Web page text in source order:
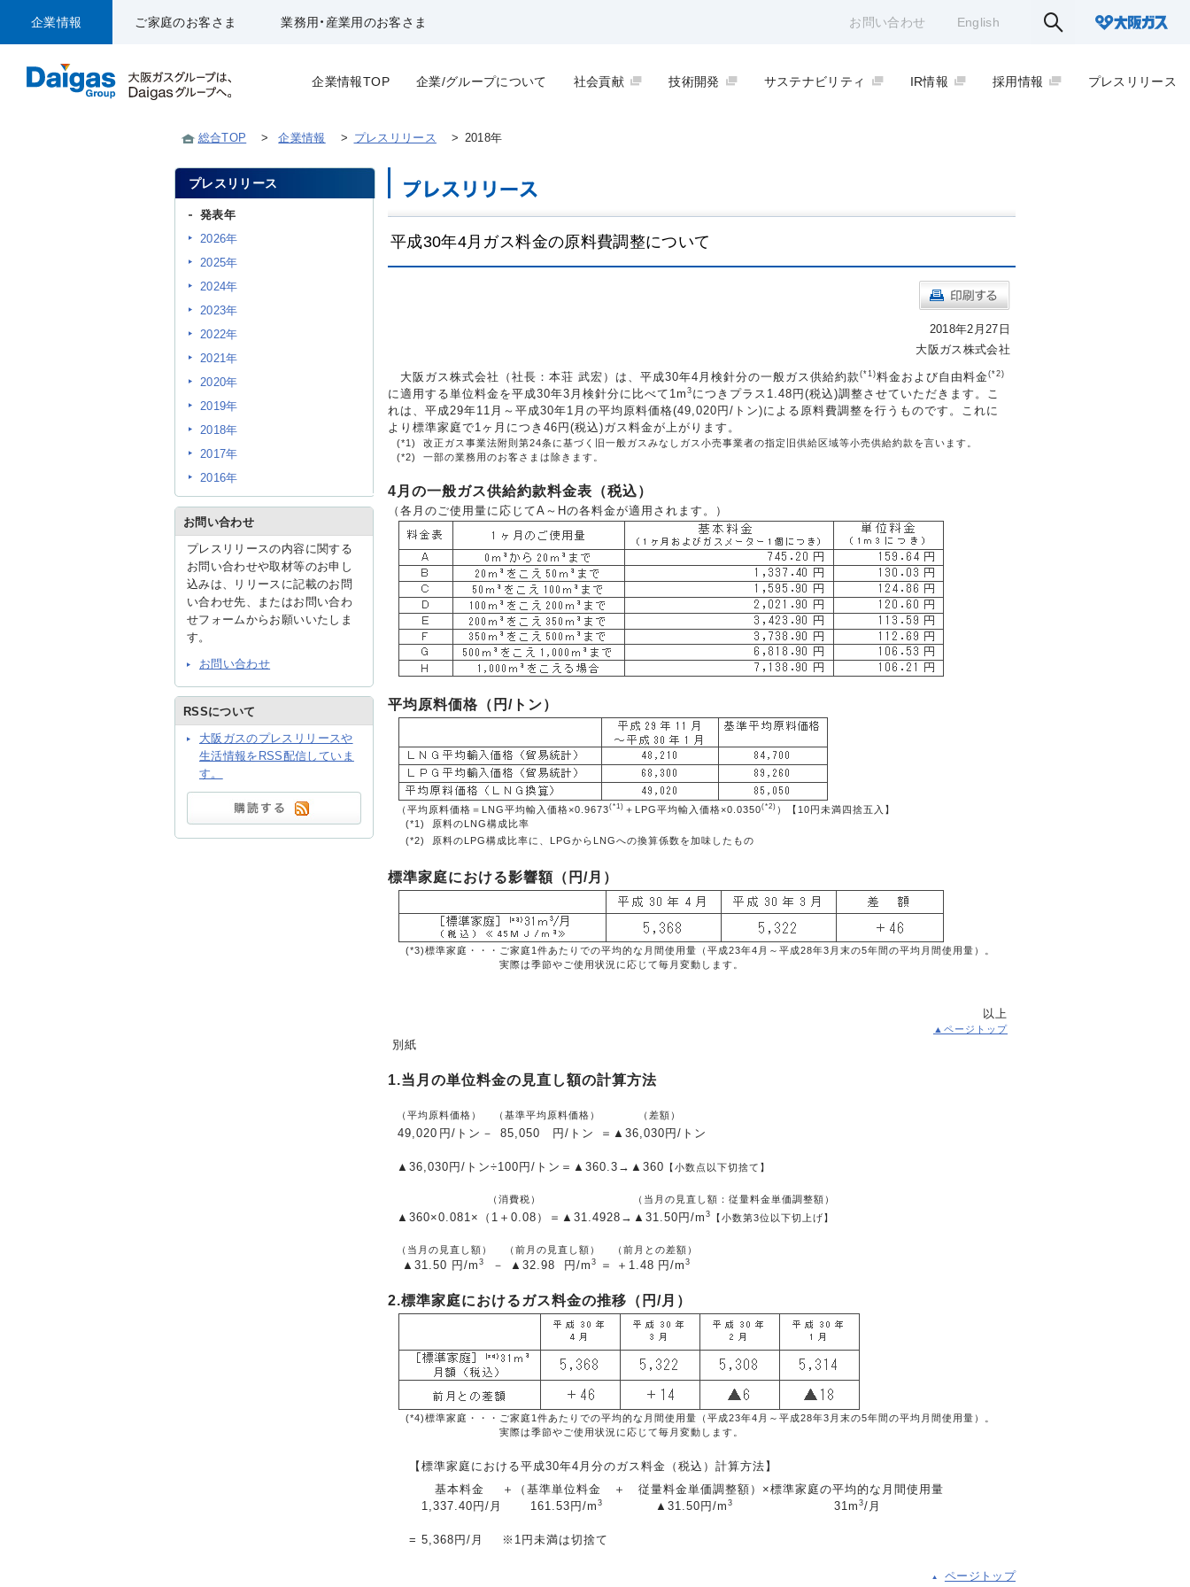
企業情報 ご家庭のお客さま 業務用・産業用のお客さま お問い合わせ English
企業情報TOP 企業/グループについて 社会貢献 技術開発 サステナビリティ IR情報 採用情報 プレスリリース
総合TOP > 企業情報 > プレスリリース > 2018年
平成30年4月ガス料金の原料費調整について
2018年2月27日
大阪ガス株式会社
大阪ガス株式会社（社長：本荘 武宏）は、平成30年4月検針分の一般ガス供給約款 (*1)料金および自由料金(*2)
に適用する単位料金を平成30年3月検針分に比べて1m 3 につきプラス1.48円(税込)調整させていただきます。こ
れは、平成29年11月～平成30年1月の平均原料価格(49,020円/トン)による原料費調整を行うものです。これに
より標準家庭で1ヶ月につき46円(税込)ガス料金が上がります。
(*1)
改正ガス事業法附則第24条に基づく旧一般ガスみなしガス小売事業者の指定旧供給区域等小売供給約款を言います。
(*2)
一部の業務用のお客さまは除きます。
4月の一般ガス供給約款料金表（税込）
（各月のご使用量に応じてA～Hの各料金が適用されます。）
平均原料価格（円/トン）
（平均原料価格＝LNG平均輸入価格×0.9673(*1) ＋LPG平均輸入価格×0.0350(*2) ）【10円未満四捨五入】
(*1)
原料のLNG構成比率
(*2)
原料のLPG構成比率に、LPGからLNGへの換算係数を加味したもの
標準家庭における影響額（円/月）
(*3)標準家庭・・・ ご家庭1件あたりでの平均的な月間使用量（平成23年4月～平成28年3月末の5年間の平均月間使用量）。
実際は季節やご使用状況に応じて毎月変動します。
以上
▲ページトップ
別紙
1.当月の単位料金の見直し額の計算方法
（平均原料価格） （基準平均原料価格） （差額）
49,020 円/トン － 85,050 円/トン ＝ ▲36,030 円/トン
▲36,030円/トン÷100円/トン＝▲360.3→▲360 【小数点以下切捨て】
（消費税） （当月の見直し額：従量料金単価調整額）
▲360×0.081× （1＋0.08） ＝ ▲31.4928 → ▲31.50 円/m 3 【小数第3位以下切上げ】
（当月の見直し額） （前月の見直し額） （前月との差額）
▲31.50 円/m 3 － ▲32.98 円/m 3 ＝ ＋1.48 円/m 3
2.標準家庭におけるガス料金の推移（円/月）
(*4)標準家庭・・・ ご家庭1件あたりでの平均的な月間使用量（平成23年4月～平成28年3月末の5年間の平均月間使用量）。
実際は季節やご使用状況に応じて毎月変動します。
【標準家庭における平成30年4月分のガス料金（税込）計算方法】
基本料金
＋ （基準単位料金 ＋ 従量料金単価調整額） ×標準家庭の平均的な月間使用量
1,337.40円/月
161.53円/m 3 ▲31.50円/m 3 31m 3/月
= 5,368円/月 ※1円未満は切捨て
ページトップ
プレスリリース
発表年
2026年
2025年
2024年
2023年
2022年
2021年
2020年
2019年
2018年
2017年
2016年
お問い合わせ
プレスリリースの内容に関する
お問い合わせや取材等のお申し
込みは、リリースに記載のお問
い合わせ先、またはお問い合わ
せフォームからお願いいたしま
す。
お問い合わせ
RSSについて
大阪ガスのプレスリリースや
生活情報をRSS配信していま
す。